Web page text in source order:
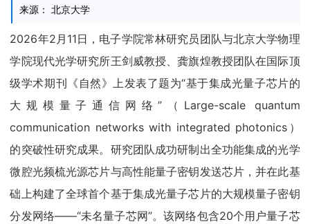
来源： 北京大学
2026年2月11日，电子学院常林研究员团队与北京大学物理
学院现代光学研究所王剑威教授、龚旗煌教授团队在国际顶
级学术期刊《自然》上发表了题为“基于集成光量子芯片的
大规模量子通信网络”（Large-scale quantum
communication networks with integrated photonics）
的突破性研究成果。研究团队成功研制出全功能集成的光学
微腔光频梳光源芯片与高性能量子密钥发送芯片，并在此基
础上构建了全球首个基于集成光量子芯片的大规模量子密钥
分发网络——“未名量子芯网”。该网络包含20个用户量子芯